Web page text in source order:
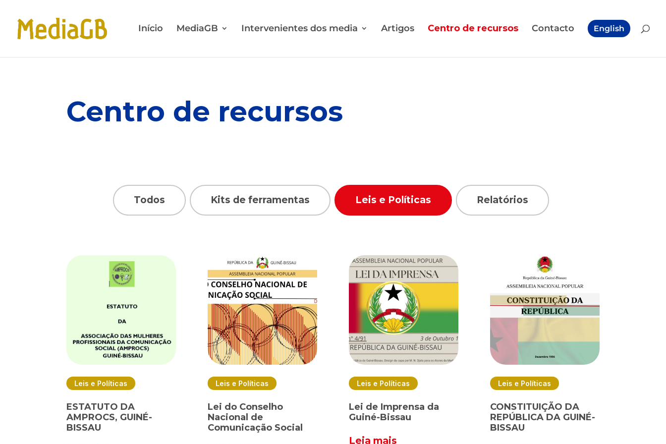
Content
navigation
Início MediaGB Intervenientes dos media Artigos Centro de recursos Contacto English
Centro de recursos
Resource Category Filters
Kits de ferramentas
Leis e Políticas Relatórios
Leis e Políticas
ESTATUTO DA
AMPROCS, GUINÉ-
BISSAU
Leis e Políticas
Lei do Conselho
Nacional de
Comunicação Social
Leis e Políticas
Lei de Imprensa da
Guiné-Bissau
Leia mais
Leis e Políticas
CONSTITUIÇÃO DA
REPÚBLICA DA GUINÉ-
BISSAU